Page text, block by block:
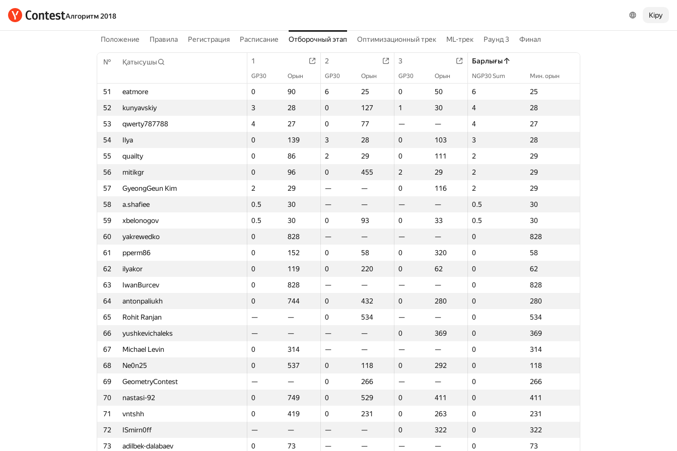
Алгоритм 2018 Кіру
Положение Правила Регистрация Расписание Отборочный этап Оптимизационный трек ML-трек Раунд 3 Финал
№ Қатысушы 1 2 3 Барлығы
GP30 Орын GP30 Орын GP30 Орын NGP30 Sum Мин. орын
51 eatmore 0 90 6 25 0 50 6
25
52
kunyavskiy 3 28 0 127 1 30 4
28
53
qwerty787788 4 27 0 77 — — 4
27
54
Ilya 0 139 3 28 0 103 3
28
55
quailty 0 86 2 29 0 111 2
29
56
mitikgr 0 96 0 455 2 29 2
29
57
GyeongGeun Kim 2 29 — — 0 116 2
29
58
a.shafiee 0.5 30 — — — — 0.5
30
59
xbelonogov 0.5 30 0 93 0 33 0.5
30
60
yakrewedko 0 828 — — — — 0
828
61
pperm86 0 152 0 58 0 320 0
58
62
ilyakor 0 119 0 220 0 62 0
62
63
IwanBurcev 0 828 — — — — 0
828
64
antonpaliukh 0 744 0 432 0 280 0
280
65
Rohit Ranjan — — 0 534 — — 0
534
66
yushkevichaleks — — — — 0 369 0
369
67
Michael Levin 0 314 — — — — 0
314
68
Ne0n25 0 537 0 118 0 292 0
118
69
GeometryContest — — 0 266 — — 0
266
70
nastasi-92 0 749 0 529 0 411 0
411
71
vntshh 0 419 0 231 0 263 0
231
72
ISmirn0ff — — — — 0 322 0
322
73
adilbek-dalabaev 0 73 — — — — 0
73
Қатысушы 3 Барлығы
GP30 Орын NGP30 Sum Мин. орын